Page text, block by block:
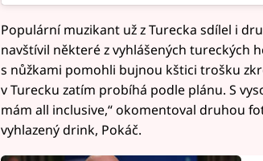
Populární muzikant už z Turecka sdílel i
navštívil některé z vyhlášených tureckých
s nůžkami pomohli bujnou kštici trošku
v Turecku zatím probíhá podle plánu. S
mám all inclusive,“ okomentoval druhou
vyhlazený drink, Pokáč.